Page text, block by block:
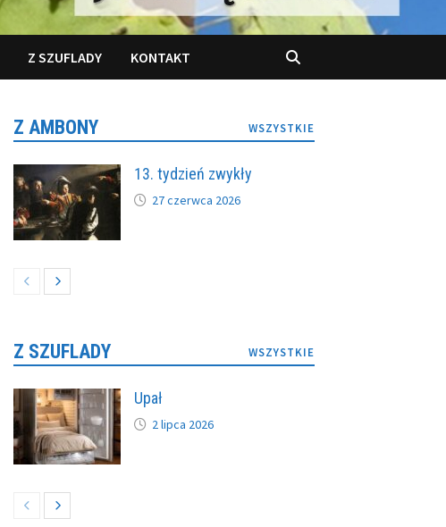
Z SZUFLADY KONTAKT
Z AMBONY WSZYSTKIE
13. tydzień zwykły
27 czerwca 2026
Z SZUFLADY WSZYSTKIE
Upał
2 lipca 2026